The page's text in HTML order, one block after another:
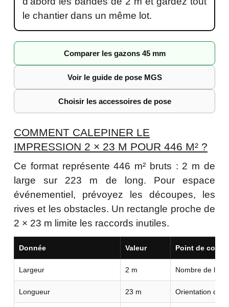
le chantier dans un même lot.
Comparer les gazons 45 mm
Voir le guide de pose MGS
Choisir les accessoires de pose
COMMENT CALEPINER LE
IMPRESSION 2 × 23 M POUR 446 M² ?
Ce format représente 446 m² bruts : 2 m de
large sur 223 m de long. Pour espace
événementiel, prévoyez les découpes, les
rives et les obstacles. Un rectangle proche de
2 × 23 m limite les raccords inutiles.
Donnée Valeur Point de
Largeur 2 m Nombre de lés
Longueur 23 m Orientation du